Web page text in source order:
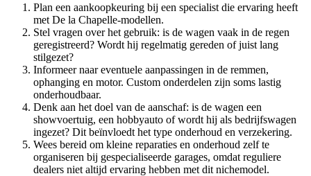
Plan een aankoopkeuring bij een specialist die ervaring heeft
met De la Chapelle-modellen.
Stel vragen over het gebruik: is de wagen vaak in de regen
geregistreerd? Wordt hij regelmatig gereden of juist lang
stilgezet?
Informeer naar eventuele aanpassingen in de remmen,
ophanging en motor. Custom onderdelen zijn soms lastig
onderhoudbaar.
Denk aan het doel van de aanschaf: is de wagen een
showvoertuig, een hobbyauto of wordt hij als bedrijfswagen
ingezet? Dit beïnvloedt het type onderhoud en verzekering.
Wees bereid om kleine reparaties en onderhoud zelf te
organiseren bij gespecialiseerde garages, omdat reguliere
dealers niet altijd ervaring hebben met dit nichemodel.